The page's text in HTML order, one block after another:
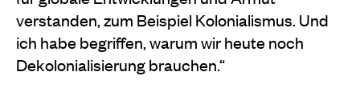
verstanden, zum Beispiel Kolonialismus. Und
ich habe begriffen, warum wir heute noch
Dekolonialisierung brauchen.“